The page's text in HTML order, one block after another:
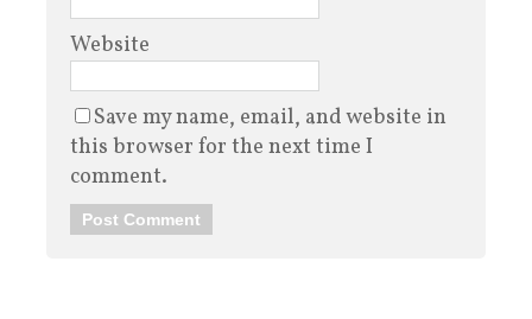
Website
Save my name, email, and website in
this browser for the next time I
comment.